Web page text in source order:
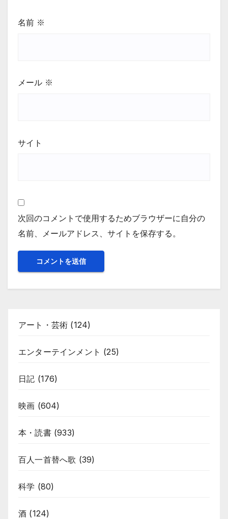
名前 ※
メール ※
サイト
次回のコメントで使用するためブラウザーに自分の
名前、メールアドレス、サイトを保存する。
アート・芸術 (124)
エンターテインメント (25)
日記 (176)
映画 (604)
本・読書(933)
百人一首替へ歌 (39)
科学 (80)
酒 (124)